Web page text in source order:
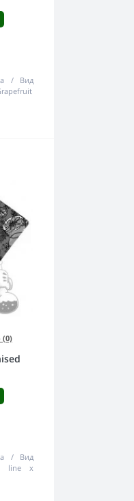
Вид
(0)
Вид
line x